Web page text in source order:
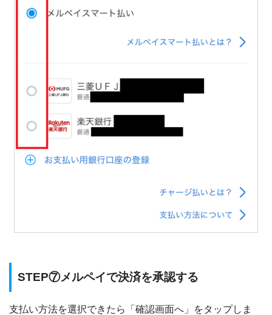
STEP⑦メルペイで決済を承認する
支払い方法を選択できたら「確認画面へ」をタップしま